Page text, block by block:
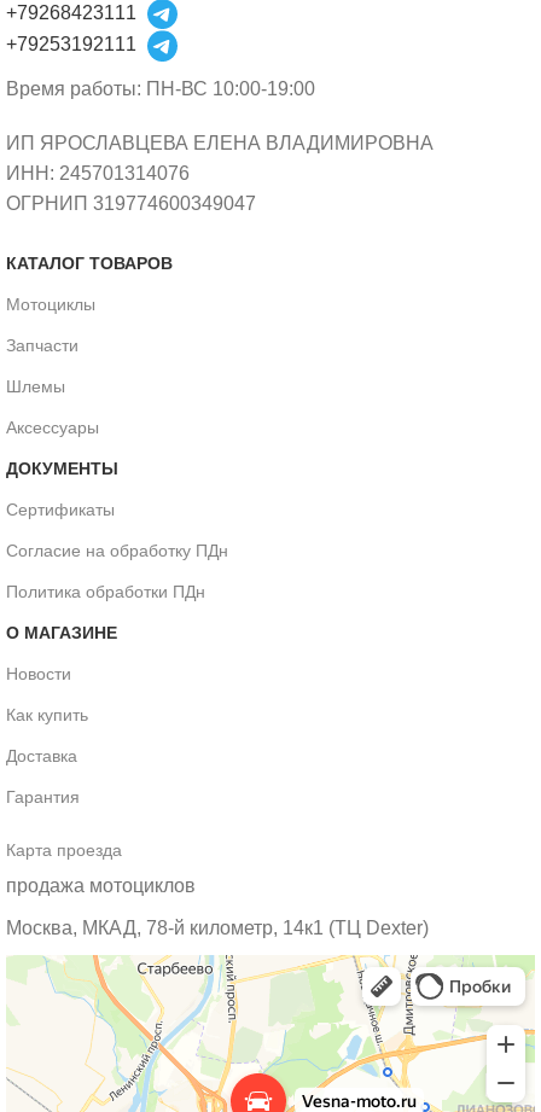
+79268423111
+79253192111
Время работы: ПН-ВС 10:00-19:00
ИП ЯРОСЛАВЦЕВА ЕЛЕНА ВЛАДИМИРОВНА
ИНН: 245701314076
ОГРНИП 319774600349047
КАТАЛОГ ТОВАРОВ
Мотоциклы
Запчасти
Шлемы
Аксессуары
ДОКУМЕНТЫ
Сертификаты
Согласие на обработку ПДн
Политика обработки ПДн
О МАГАЗИНЕ
Новости
Как купить
Доставка
Гарантия
Карта проезда
продажа мотоциклов
Москва, МКАД, 78-й километр, 14к1 (ТЦ Dexter)